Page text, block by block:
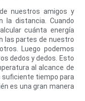
nuestros amigos y
la distancia. Cuando
cuánta energía
las partes de nuestro
Luego podemos
dedos y dedos. Esto
al alcance de
suficiente tiempo para
es una gran manera